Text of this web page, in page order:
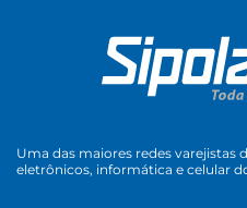
Uma das maiores redes varejistas
eletrônicos, informática e celular